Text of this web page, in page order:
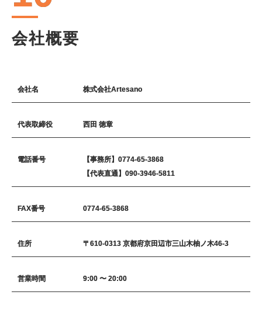
会社概要
会社名 株式会社Artesano
代表取締役 西田 徳章
電話番号
【事務所】0774-65-3868
【代表直通】090-3946-5811
FAX番号 0774-65-3868
住所 〒610-0313 京都府京田辺市三山木柚ノ木46-3
営業時間 9:00 〜 20:00